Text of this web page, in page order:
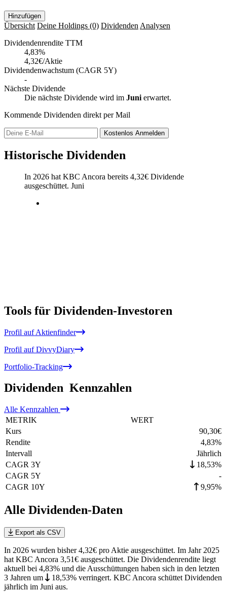
Hinzufügen
Übersicht Deine Holdings (0) Dividenden Analysen
Dividendenrendite TTM
4,83%
4,32€/Aktie
Dividendenwachstum (CAGR 5Y)
-
Nächste Dividende
Die nächste Dividende wird im Juni erwartet.
Kommende Dividenden direkt per Mail
Kostenlos Anmelden
Historische Dividenden
In 2026 hat KBC Ancora bereits 4,32€ Dividende
ausgeschüttet. Juni
Tools für Dividenden-Investoren
Profil auf Aktienfinder
Profil auf DivvyDiary
Portfolio-Tracking
Dividenden Kennzahlen
Alle Kennzahlen
METRIK
WERT
Kurs
90,30€
Rendite
4,83%
Intervall
Jährlich
CAGR 3Y
18,53%
CAGR 5Y
-
CAGR 10Y
9,95%
Alle Dividenden-Daten
Export als CSV
In 2026 wurden bisher 4,32€ pro Aktie ausgeschüttet. Im Jahr 2025
hat KBC Ancora 3,51€ ausgeschüttet. Die Dividendenrendite liegt
aktuell bei 4,83% und die Ausschüttungen haben sich in den letzten
3 Jahren um 18,53% verringert. KBC Ancora schüttet Dividenden
jährlich im Juni aus.